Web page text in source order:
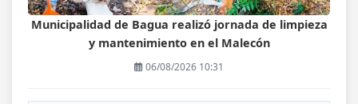
Municipalidad de Bagua realizó jornada de limpieza
y mantenimiento en el Malecón
06/08/2026 10:31